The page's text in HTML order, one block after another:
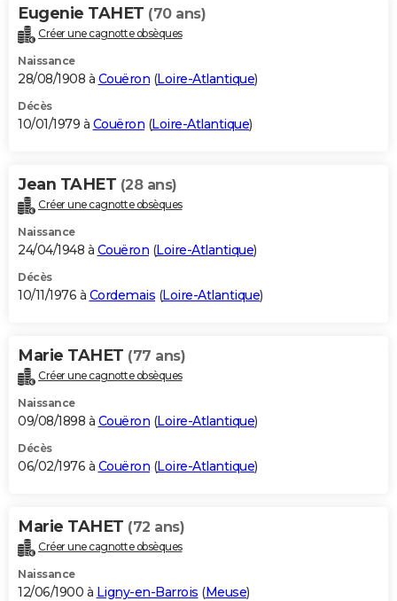
Eugenie TAHET (70 ans)
Créer une cagnotte obsèques
Naissance
28/08/1908 à Couëron (Loire-Atlantique)
Décès
10/01/1979 à Couëron (Loire-Atlantique)
Jean TAHET (28 ans)
Créer une cagnotte obsèques
Naissance
24/04/1948 à Couëron (Loire-Atlantique)
Décès
10/11/1976 à Cordemais (Loire-Atlantique)
Marie TAHET (77 ans)
Créer une cagnotte obsèques
Naissance
09/08/1898 à Couëron (Loire-Atlantique)
Décès
06/02/1976 à Couëron (Loire-Atlantique)
Marie TAHET (72 ans)
Créer une cagnotte obsèques
Naissance
12/06/1900 à Ligny-en-Barrois (Meuse)